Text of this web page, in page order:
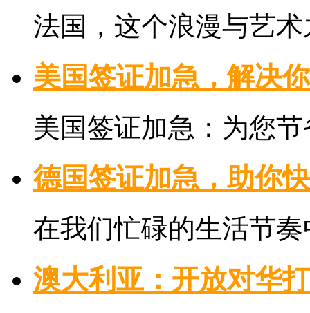
法国，这个浪漫与艺
美国签证加急，解决
美国签证加急：为您
德国签证加急，助你
在我们忙碌的生活节
澳大利亚：开放对华